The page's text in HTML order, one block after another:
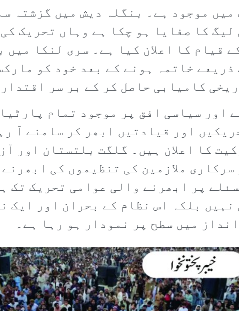
موجود ہے۔ بنگلہ دیش میں گزشتہ
کا صفایا ہو چکا ہے وہاں تحریک
قیام کا اعلان کیا ہے۔ سری لنکا میں
خاتمہ ہونے کے بعد خود کو
کامیابی حاصل کر کے بر سر
اور سیاسی افق پر موجود تمام
اور قیادتیں ابھر کر سامنے آ
کا اعلان ہیں۔ گلگت بلتستان اور
ملازمین کی تنظیموں کی
پر ابھرنے والی عوامی تحریک تک
بلکہ اس نظام کے بحران اور ایک
میں سطح پر نمودار ہو رہا ہے۔